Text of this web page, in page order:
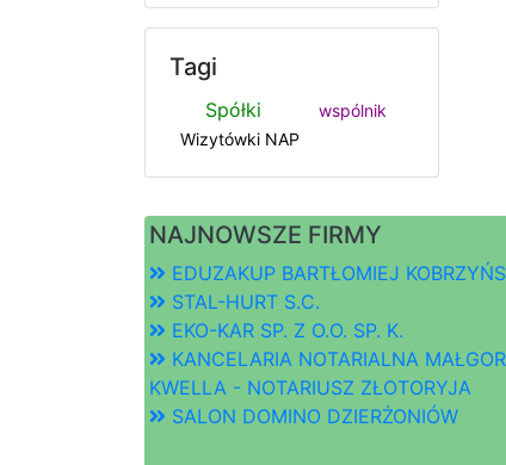
Tagi
Spółki
wspólnik
Wizytówki NAP
NAJNOWSZE FIRMY
EDUZAKUP BARTŁOMIEJ
STAL-HURT S.C.
EKO-KAR SP. Z O.O. SP. K.
KANCELARIA NOTARIALNA
KWELLA - NOTARIUSZ ZŁOTORYJA
SALON DOMINO DZIERŻONIÓW